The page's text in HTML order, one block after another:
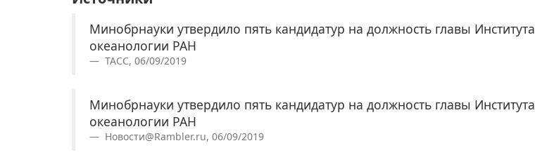
Минобрнауки утвердило пять кандидатур на должность главы Института
океанологии РАН
ТАСС, 06/09/2019
Минобрнауки утвердило пять кандидатур на должность главы Института
океанологии РАН
Новости@Rambler.ru, 06/09/2019